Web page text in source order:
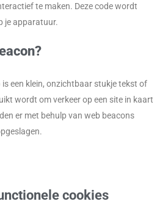
te maken. Deze code wordt
je apparatuur.
een klein, onzichtbaar stukje tekst of
wordt om verkeer op een site in kaart
er met behulp van web beacons
cookies